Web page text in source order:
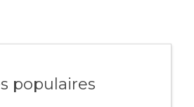
populaires